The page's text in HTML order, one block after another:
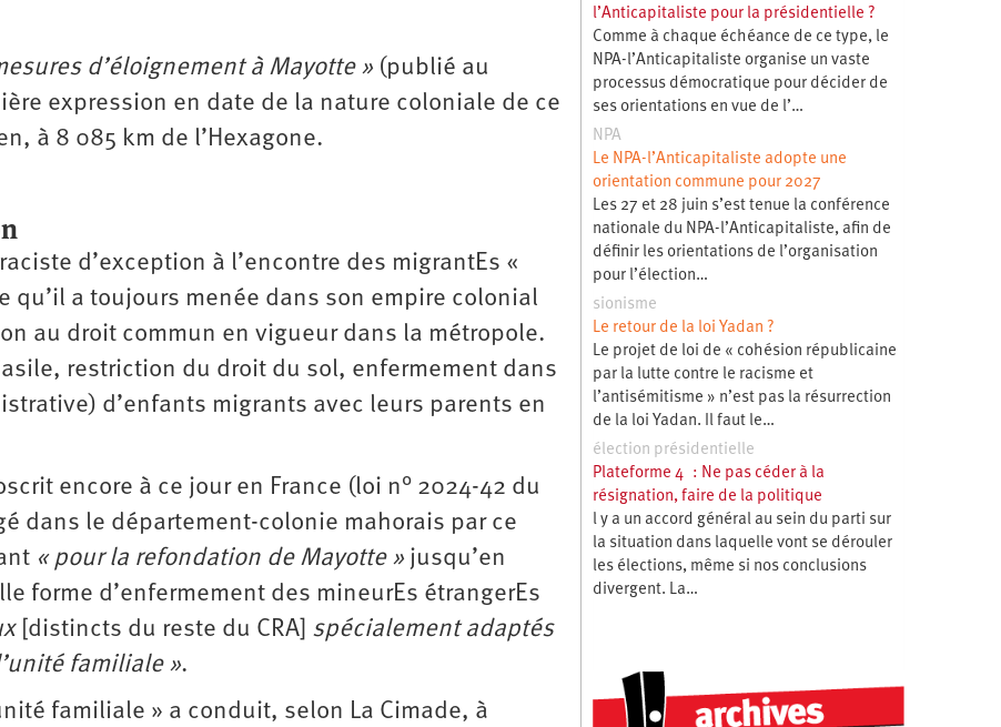
d’éloignement à Mayotte » (publié au
expression en date de la nature coloniale de ce
à 8 085 km de l’Hexagone.
d’exception à l’encontre des migrantEs «
a toujours menée dans son empire colonial
au droit commun en vigueur dans la métropole.
restriction du droit du sol, enfermement dans
d’enfants migrants avec leurs parents en
encore à ce jour en France (loi n° 2024-42 du
dans le département-­colonie mahorais par ce
« pour la refondation de Mayotte » jusqu’en
forme d’enfermement des mineurEs étrangerEs
[distincts du reste du CRA] spécialement adaptés
familiale ».
familiale » a conduit, selon La Cimade, à
l’Anticapitaliste pour la présidentielle ?
Comme à chaque échéance de ce type, le
NPA-l’Anticapitaliste organise un vaste
processus démocratique pour décider de
ses orientations en vue de l’…
NPA
Le NPA-l’Anticapitaliste adopte une
orientation commune pour 2027
Les 27 et 28 juin s’est tenue la conférence
nationale du NPA-l’Anticapitaliste, afin de
définir les orientations de l’organisation
pour l’élection…
sionisme
Le retour de la loi Yadan ?
Le projet de loi de « cohésion républicaine
par la lutte contre le racisme et
l’antisémitisme » n’est pas la résurrection
de la loi Yadan. Il faut le…
élection présidentielle
Plateforme 4 : Ne pas céder à la
résignation, faire de la politique
l y a un accord général au sein du parti sur
la situation dans laquelle vont se dérouler
les élections, même si nos conclusions
divergent. La…